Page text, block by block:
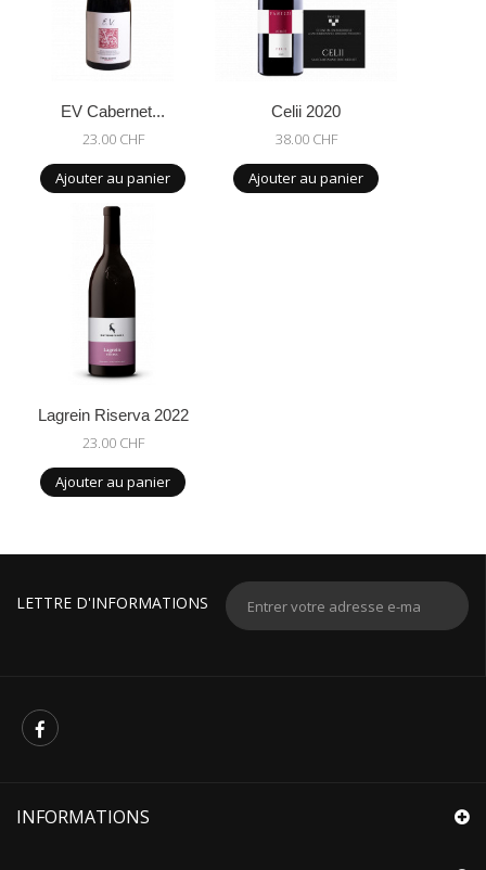
EV Cabernet...
23.00 CHF
Ajouter au panier
Celii 2020
38.00 CHF
Ajouter au panier
Lagrein Riserva 2022
23.00 CHF
Ajouter au panier
LETTRE D'INFORMATIONS
INFORMATIONS